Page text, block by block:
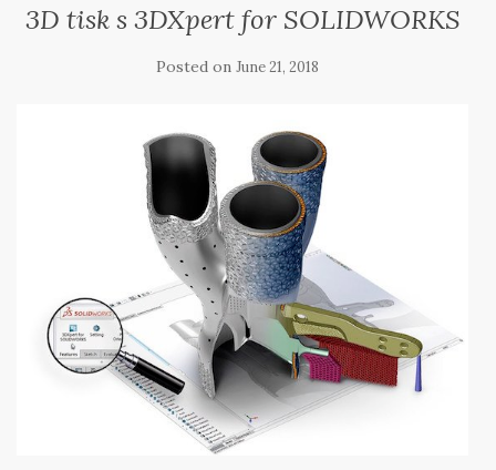
3D tisk s 3DXpert for SOLIDWORKS
Posted on June 21, 2018